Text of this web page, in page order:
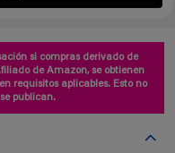
si compras derivado de
de Amazon, se obtienen
requisitos aplicables. Esto no
publican.